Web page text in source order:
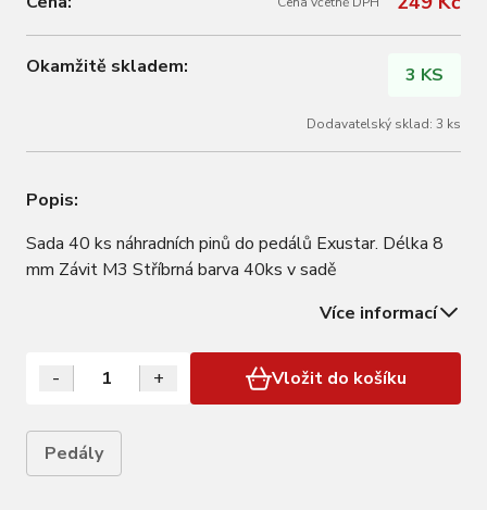
Okamžitě skladem: 3 KS
Dodavatelský sklad: 3 ks
Popis:
Sada 40 ks náhradních pinů do pedálů Exustar. Délka 8
mm Závit M3 Stříbrná barva 40ks v sadě
Více informací
- + Vložit do košíku
Pedály